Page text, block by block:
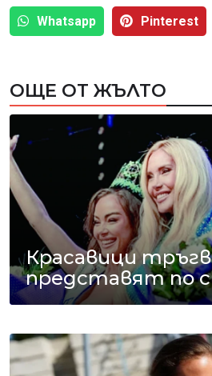
Whatsapp Pinterest
ОЩЕ ОТ ЖЪЛТО
Красавици
представят по